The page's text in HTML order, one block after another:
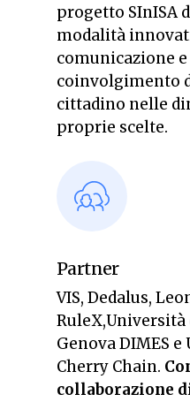
progetto SInISA
modalità
comunicazione
coinvolgimento
cittadino nelle
proprie scelte.
Partner
VIS, Dedalus,
RuleX,Università
Genova DIMES e
Cherry Chain.
collaborazione